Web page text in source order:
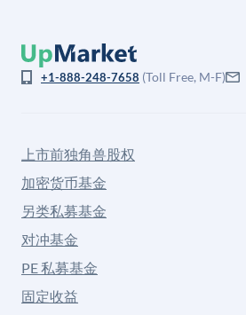
+1-888-248-7658 (Toll Free, M-F)
上市前独角兽股权
加密货币基金
另类私募基金
对冲基金
PE 私募基金
固定收益